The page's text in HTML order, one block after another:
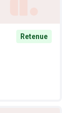
Retenue